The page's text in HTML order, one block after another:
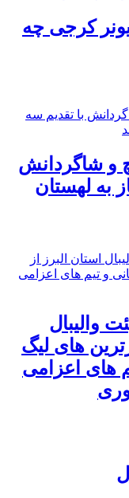
کرجی چه
و شاگردانش
به لهستان
والیبال
های لیگ
های اعزامی